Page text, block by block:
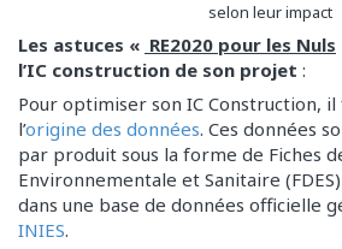
selon leur impact
Les astuces « RE2020 pour les Nuls
l’IC construction de son projet :
Pour optimiser son IC Construction,
l’origine des données. Ces données
par produit sous la forme de Fiches
Environnementale et Sanitaire
dans une base de données officielle
INIES.